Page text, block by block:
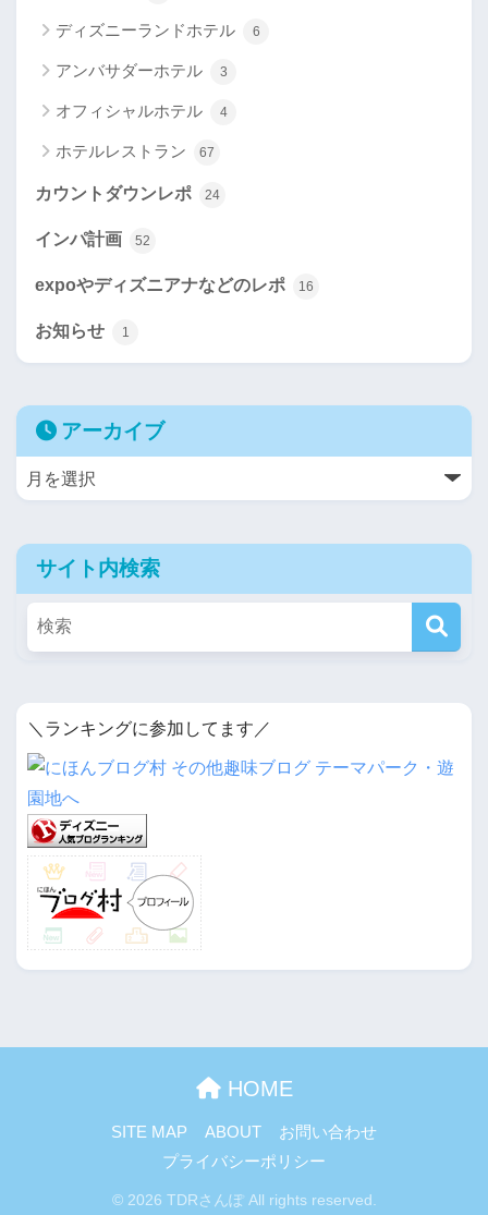
ディズニーランドホテル 6
アンバサダーホテル 3
オフィシャルホテル 4
ホテルレストラン 67
カウントダウンレポ 24
インパ計画 52
expoやディズニアナなどのレポ 16
お知らせ 1
アーカイブ
サイト内検索
＼ランキングに参加してます／
HOME
SITE MAP ABOUT
お問い合わせ
プライバシーポリシー
© 2026 TDRさんぽ All rights reserved.